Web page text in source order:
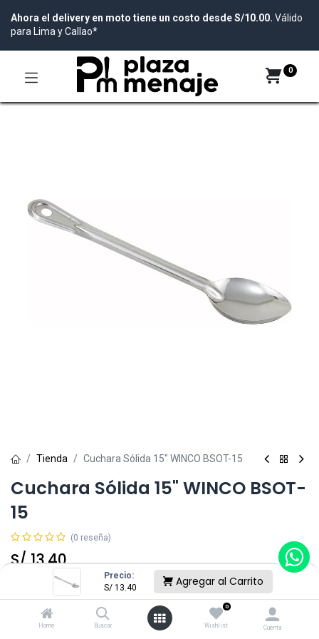
Precio:
S/ 13.40 Agregar al Carrito
Home Buscar
0
Wishlist Cuenta
Ahora el delivery en moto tiene un costo desde S/10.00. Válido
para Lima y Callao*
0
Tienda Cuchara Sólida 15" WINCO BSOT-15
Cuchara Sólida 15" WINCO BSOT-
15
(0 reseña)
S/13.40
Agregar al Carrito